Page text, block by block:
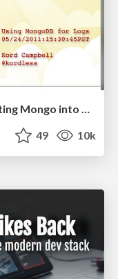
Visualizing Your Data: Incorporating Mongo into Loggly Infrastructure
49 10k